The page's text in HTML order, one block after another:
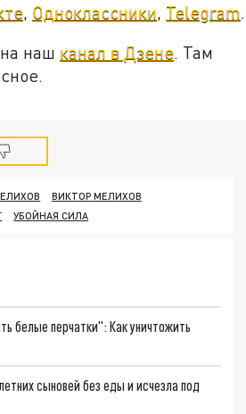
Одноклассники Telegram
наш канал в Дзене. Там
ВИКТОР МЕЛИХОВ
УБОЙНАЯ СИЛА
белые перчатки": Как уничтожить
сыновей без еды и исчезла под